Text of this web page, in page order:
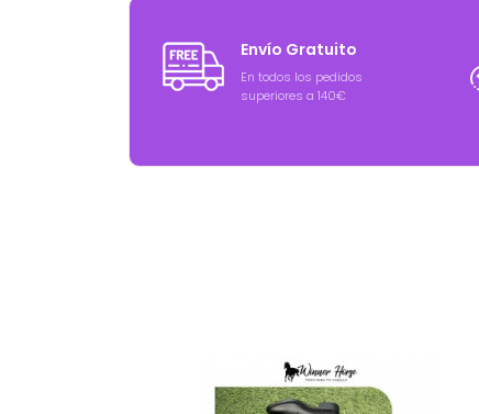
Envío Gratuito
En todos los pedidos
superiores a 140€